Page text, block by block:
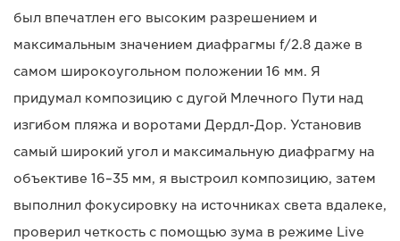
был впечатлен его высоким разрешением и
максимальным значением диафрагмы f/2.8 даже в
самом широкоугольном положении 16 мм. Я
придумал композицию с дугой Млечного Пути над
изгибом пляжа и воротами Дердл-Дор. Установив
самый широкий угол и максимальную диафрагму на
объективе 16–35 мм, я выстроил композицию, затем
выполнил фокусировку на источниках света вдалеке,
проверил четкость с помощью зума в режиме Live